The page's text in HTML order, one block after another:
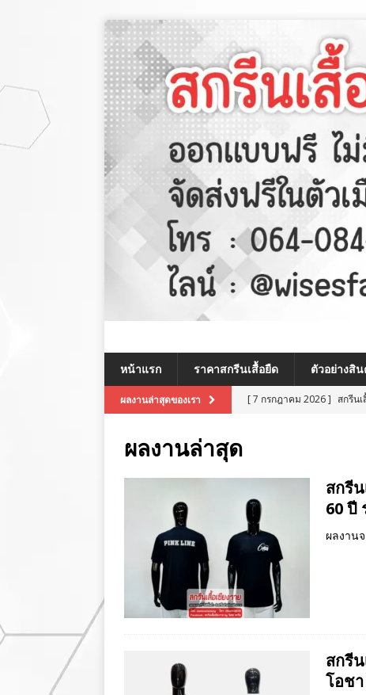
หน้าแรก ราคาสกรีนเสื้อยืด ตัวอย่างสิ
ผลงานล่าสุดของเรา [ 7 กรกฎาคม 2026 ] สกรีน
ผลงานล่าสุด
[ 7 กรกฎาคม 2026 ] สกรีนเ
[ 8 กรกฎาคม 2026 ] สกรีน
ผลงานล่าสุด
ผลงานล่าสุด
สกรี
60 ปี
ผลงาน
สกรี
โอชา